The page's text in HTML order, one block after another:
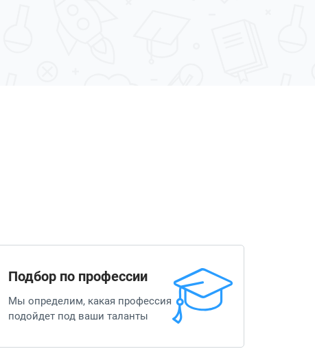
Подбор по профессии
Мы определим, какая профессия
подойдет под ваши таланты